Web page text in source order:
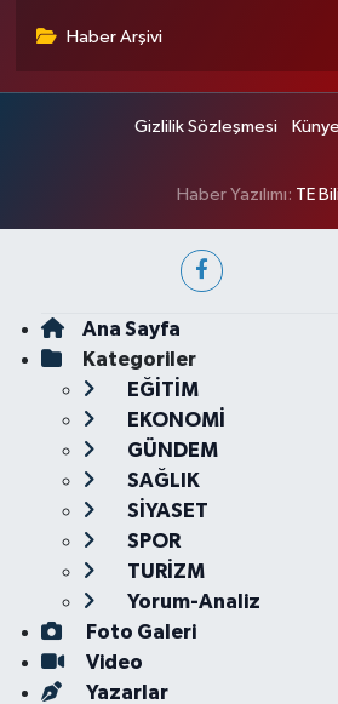
Haber Arşivi
Gizlilik Sözleşmesi Künye
Haber Yazılımı: TE
Ana Sayfa
Kategoriler
EĞİTİM
EKONOMİ
GÜNDEM
SAĞLIK
SİYASET
SPOR
TURİZM
Yorum-Analiz
Foto Galeri
Video
Yazarlar